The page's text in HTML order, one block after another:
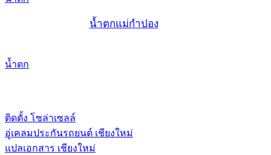
น้ำตก
น้ำตกแม่กำปอง
ติดตั้ง โซล่าเซลล์
อู่เคลมประกันรถยนต์ เชียงใหม่
แปลเอกสาร เชียงใหม่